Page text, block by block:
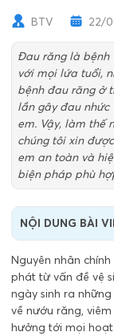
BTV 22/
Đau răng là bệnh
với mọi lứa tuổi,
bệnh đau răng ở
lần gây đau
em. Vậy, làm thế
chúng tôi xin
em an toàn và
biện pháp phù
NỘI DUNG BÀI
Nguyên nhân
phát từ vấn đề vệ
ngày sinh ra
về nướu răng,
hưởng tới mọi